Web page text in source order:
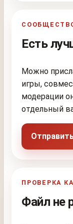
Есть
Можно
игры,
модерации
отдельный
ПРОВЕРКА
Файл не